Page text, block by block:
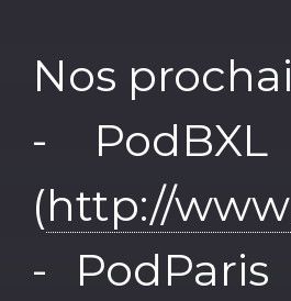
Nos
-
(http://
-